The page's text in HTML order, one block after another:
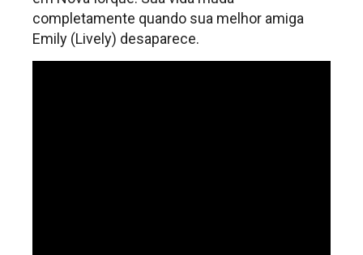
completamente quando sua melhor amiga
Emily (Lively) desaparece.